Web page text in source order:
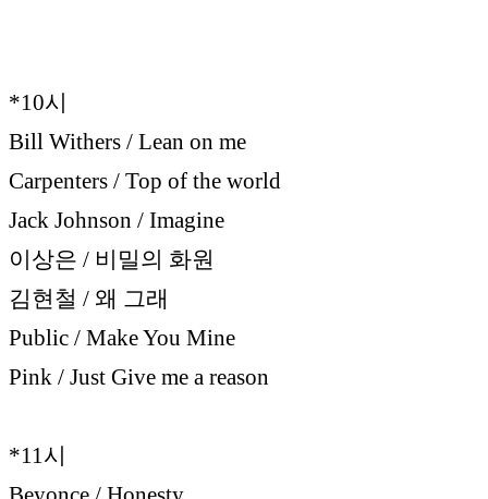
*10시
Bill Withers / Lean on me
Carpenters / Top of the world
Jack Johnson / Imagine
이상은 / 비밀의 화원
김현철 / 왜 그래
Public / Make You Mine
Pink / Just Give me a reason
*11시